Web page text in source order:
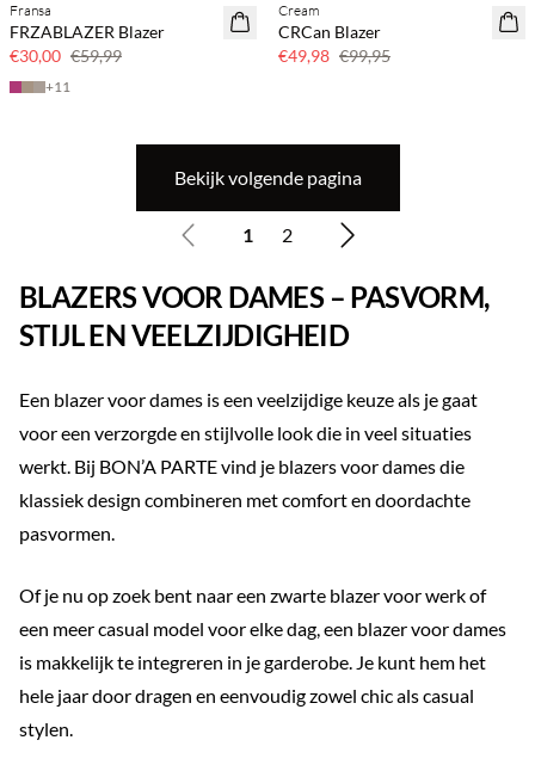
SAVE20
Fransa
FRZABLAZER Blazer
€30,00 €59,99
+11
SAVE20
Cream
CRCan Blazer
€49,98 €99,95
Bekijk volgende pagina
1 2
BLAZERS VOOR DAMES – PASVORM,
STIJL EN VEELZIJDIGHEID
Een blazer voor dames is een veelzijdige keuze als je gaat
voor een verzorgde en stijlvolle look die in veel situaties
werkt. Bij BON’A PARTE vind je blazers voor dames die
klassiek design combineren met comfort en doordachte
pasvormen.
Of je nu op zoek bent naar een zwarte blazer voor werk of
een meer casual model voor elke dag, een blazer voor dames
is makkelijk te integreren in je garderobe. Je kunt hem het
hele jaar door dragen en eenvoudig zowel chic als casual
stylen.